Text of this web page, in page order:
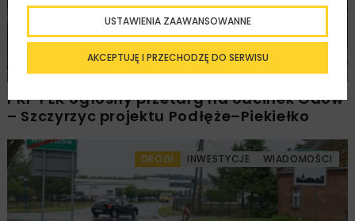
PKP PLK ogłosiły przetarg na odcinek Gdów
– Szczyrzyc projektu Podłęże–Piekiełko
DROGI INWESTYCJE WIADOMOŚCI
AKCEPTUJĘ I PRZECHODZĘ DO SERWISU
USTAWIENIA ZAAWANSOWANNE